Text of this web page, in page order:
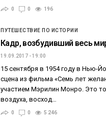
0 0 196
ПУТЕШЕСТВИЕ ПО ИСТОРИИ
Кадр, возбудивший весь
19.09.2017 - 19:00
15 сентября в 1954 году в Нью-
сцена из фильма «Семь лет
участием Мэрилин Монро. Это
воздуха, восход…
0 0 5 246